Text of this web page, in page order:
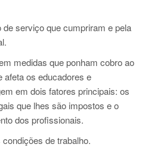
de serviço que cumpriram e pela
medidas que ponham cobro ao
afeta os educadores e
em dois fatores principais: os
que lhes são impostos e o
dos profissionais.
de trabalho.